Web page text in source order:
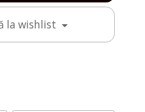
la wishlist